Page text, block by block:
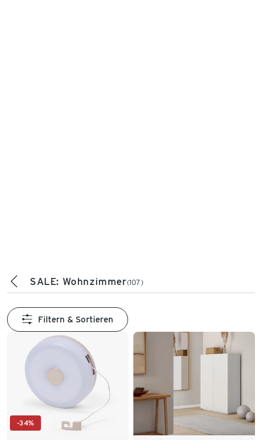
SALE: Wohnzimmer(107)
Filtern & Sortieren
-34%